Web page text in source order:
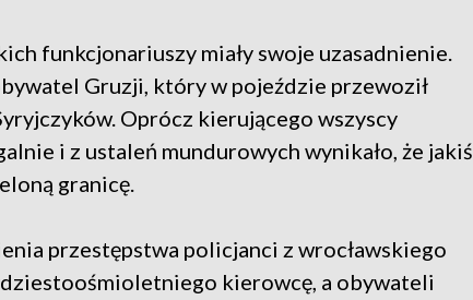
funkcjonariuszy miały swoje uzasadnienie.
Gruzji, który w pojeździe przewoził
Oprócz kierującego wszyscy
i z ustaleń mundurowych wynikało, że jakiś
granicę.
przestępstwa policjanci z wrocławskiego
kierowcę, a obywateli